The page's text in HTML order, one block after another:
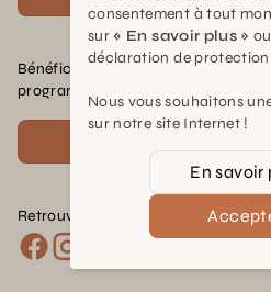
Bénéficiez de nombreux avantages
programme de fidélité.
Retrouvez nous sur les réseaux :
consentement à tout
sur « En savoir plus »
déclaration de protection
Nous vous souhaitons
sur notre site Internet !
En savoir